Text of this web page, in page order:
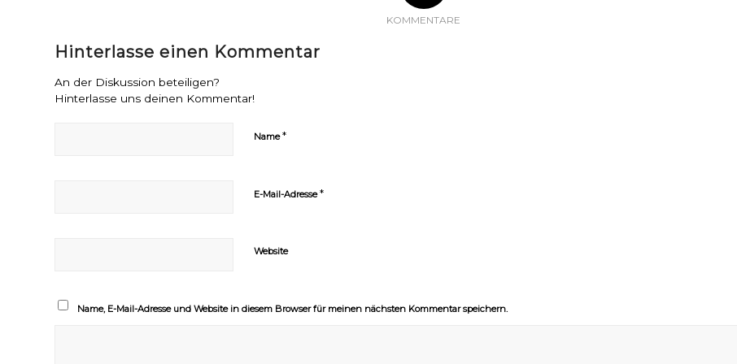
KOMMENTARE
Hinterlasse einen Kommentar
An der Diskussion beteiligen?
Hinterlasse uns deinen Kommentar!
Name*
E-Mail-Adresse*
Website
Name, E-Mail-Adresse und Website in diesem Browser für meinen nächsten Kommentar speichern.